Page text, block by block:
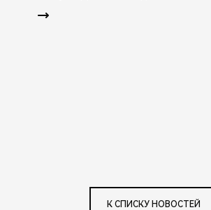
К СПИСКУ НОВОСТЕЙ